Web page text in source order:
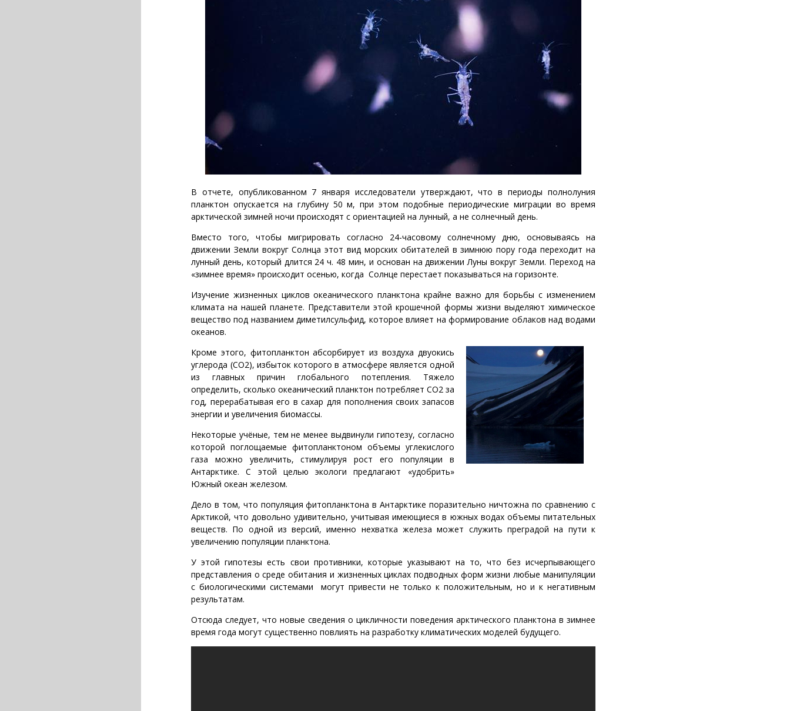
В отчете, опубликованном 7 января исследователи утверждают, что в периоды полнолуния
планктон опускается на глубину 50 м, при этом подобные периодические миграции во время
арктической зимней ночи происходят с ориентацией на лунный, а не солнечный день.
Вместо того, чтобы мигрировать согласно 24-часовому солнечному дню, основываясь на
движении Земли вокруг Солнца этот вид морских обитателей в зимнюю пору года переходит на
лунный день, который длится 24 ч. 48 мин, и основан на движении Луны вокруг Земли. Переход на
«зимнее время» происходит осенью, когда Солнце перестает показываться на горизонте.
Изучение жизненных циклов океанического планктона крайне важно для борьбы с изменением
климата на нашей планете. Представители этой крошечной формы жизни выделяют химическое
вещество под названием диметилсульфид, которое влияет на формирование облаков над водами
океанов.
Кроме этого, фитопланктон абсорбирует из воздуха двуокись
углерода (СО2), избыток которого в атмосфере является одной
из главных причин глобального потепления. Тяжело
определить, сколько океанический планктон потребляет СО2 за
год, перерабатывая его в сахар для пополнения своих запасов
энергии и увеличения биомассы.
Некоторые учёные, тем не менее выдвинули гипотезу, согласно
которой поглощаемые фитопланктоном объемы углекислого
газа можно увеличить, стимулируя рост его популяции в
Антарктике. С этой целью экологи предлагают «удобрить»
Южный океан железом.
Дело в том, что популяция фитопланктона в Антарктике поразительно ничтожна по сравнению с
Арктикой, что довольно удивительно, учитывая имеющиеся в южных водах объемы питательных
веществ. По одной из версий, именно нехватка железа может служить преградой на пути к
увеличению популяции планктона.
У этой гипотезы есть свои противники, которые указывают на то, что без исчерпывающего
представления о среде обитания и жизненных циклах подводных форм жизни любые манипуляции
с биологическими системами могут привести не только к положительным, но и к негативным
результатам.
Отсюда следует, что новые сведения о цикличности поведения арктического планктона в зимнее
время года могут существенно повлиять на разработку климатических моделей будущего.